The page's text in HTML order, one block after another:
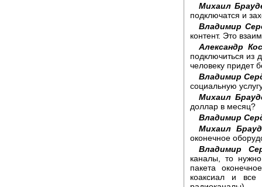
Михаил
подключатся и
Владимир
контент. Это
Александр
подключиться из
человеку придет
Владимир
социальную
Михаил
доллар в месяц?
Владимир
Михаил
оконечное
Владимир
каналы, то
пакета
коаксиал и